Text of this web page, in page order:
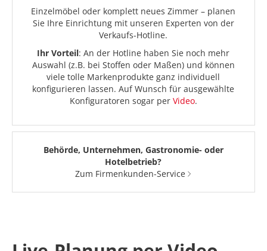
Einzelmöbel oder komplett neues Zimmer – planen
Sie Ihre Einrichtung mit unseren Experten von der
Verkaufs-Hotline.
Ihr Vorteil: An der Hotline haben Sie noch mehr
Auswahl (z.B. bei Stoffen oder Maßen) und können
viele tolle Markenprodukte ganz individuell
konfigurieren lassen. Auf Wunsch für ausgewählte
Konfiguratoren sogar per Video.
Behörde, Unternehmen, Gastronomie- oder
Hotelbetrieb?
Zum Firmenkunden-Service